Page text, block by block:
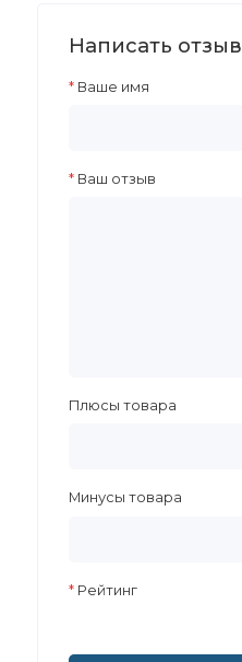
Написать отзыв
Ваше имя
Ваш отзыв
Плюсы товара
Минусы товара
Рейтинг